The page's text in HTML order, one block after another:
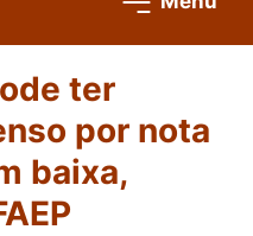
ter
por nota
baixa,